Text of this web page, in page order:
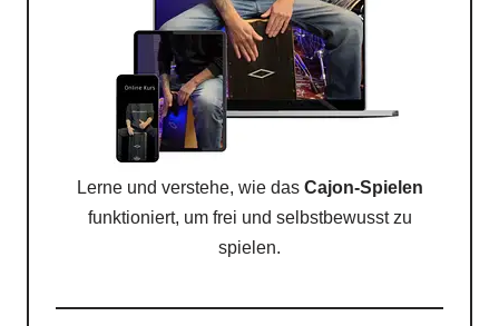
Lerne und verstehe, wie das Cajon-Spielen
funktioniert, um frei und selbstbewusst zu
spielen.